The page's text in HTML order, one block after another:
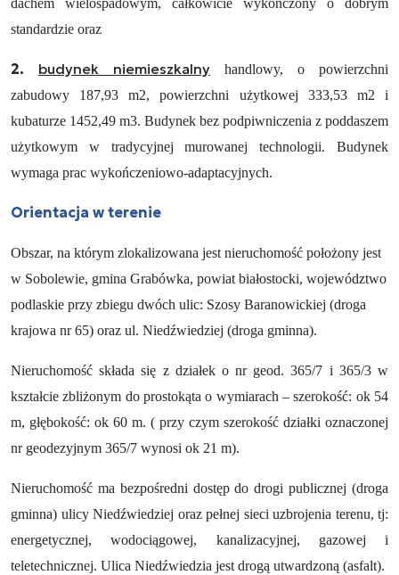
dachem wielospadowym, całkowicie wykończony o dobrym
standardzie oraz
2. budynek niemieszkalny handlowy, o powierzchni
zabudowy 187,93 m2, powierzchni użytkowej 333,53 m2 i
kubaturze 1452,49 m3. Budynek bez podpiwniczenia z poddaszem
użytkowym w tradycyjnej murowanej technologii. Budynek
wymaga prac wykończeniowo-adaptacyjnych.
Orientacja w terenie
Obszar, na którym zlokalizowana jest nieruchomość położony jest
w Sobolewie, gmina Grabówka, powiat białostocki, województwo
podlaskie przy zbiegu dwóch ulic: Szosy Baranowickiej (droga
krajowa nr 65) oraz ul. Niedźwiedziej (droga gminna).
Nieruchomość składa się z działek o nr geod. 365/7 i 365/3 w
kształcie zbliżonym do prostokąta o wymiarach – szerokość: ok 54
m, głębokość: ok 60 m. ( przy czym szerokość działki oznaczonej
nr geodezyjnym 365/7 wynosi ok 21 m).
Nieruchomość ma bezpośredni dostęp do drogi publicznej (droga
gminna) ulicy Niedźwiedziej oraz pełnej sieci uzbrojenia terenu, tj:
energetycznej, wodociągowej, kanalizacyjnej, gazowej i
teletechnicznej. Ulica Niedźwiedzia jest drogą utwardzoną (asfalt).